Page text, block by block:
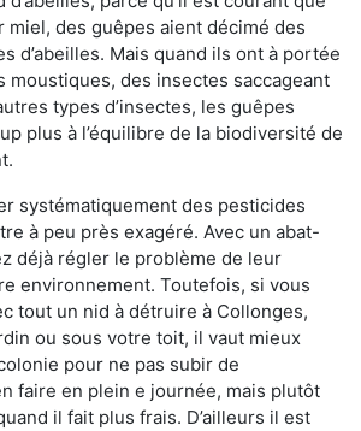
des guêpes aient décimé des
d’abeilles. Mais quand ils ont à portée
moustiques, des insectes saccageant
types d’insectes, les guêpes
plus à l’équilibre de la biodiversité de
systématiquement des pesticides
à peu près exagéré. Avec un abat-
déjà régler le problème de leur
environnement. Toutefois, si vous
tout un nid à détruire à Collonges,
ou sous votre toit, il vaut mieux
pour ne pas subir de
faire en plein e journée, mais plutôt
il fait plus frais. D’ailleurs il est